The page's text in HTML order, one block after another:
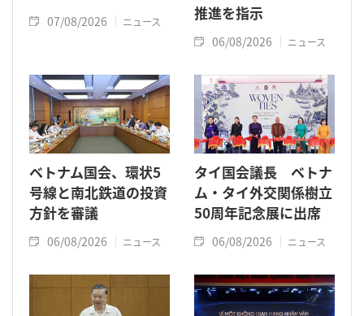
07/08/2026 ニュース
推進を指示
06/08/2026 ニュース
ベトナム国会、環状5
号線と南北鉄道の投資
方針を審議
06/08/2026 ニュース
タイ国会議長 ベトナ
ム・タイ外交関係樹立
50周年記念展に出席
06/08/2026 ニュース